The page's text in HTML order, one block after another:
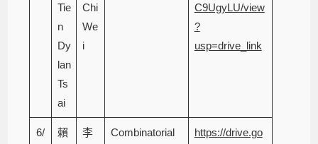
Tie
n
Dy
lan
Ts
ai
Chi
We
i
C9UgyLU/view
?
usp=drive_link
6/
賴
李
Combinatorial
https://drive.go